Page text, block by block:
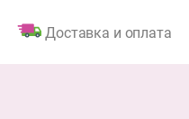
Доставка и оплата